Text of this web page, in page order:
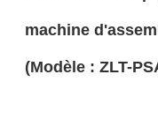
machine
(Modèle : ZLT-